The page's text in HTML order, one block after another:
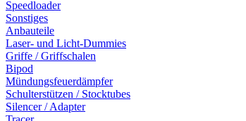
Speedloader
Sonstiges
Anbauteile
Laser- und Licht-Dummies
Griffe / Griffschalen
Bipod
Mündungsfeuerdämpfer
Schulterstützen / Stocktubes
Silencer / Adapter